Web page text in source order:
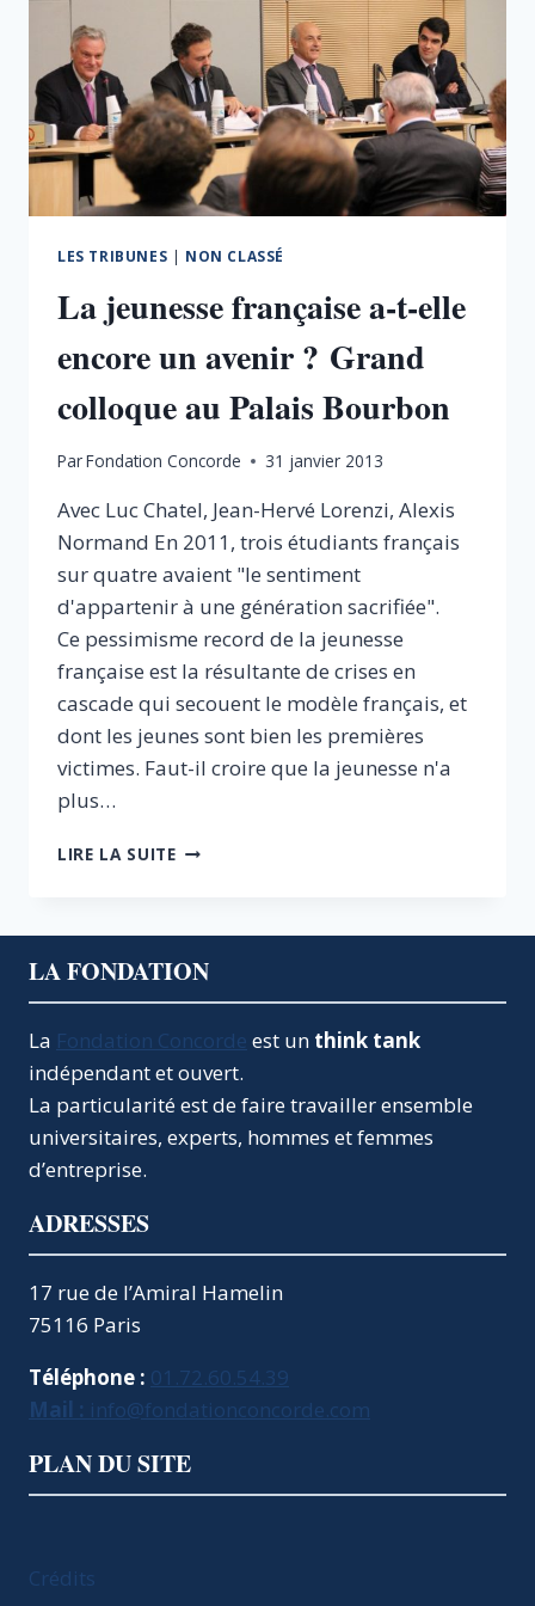
LES TRIBUNES | NON CLASSÉ
La jeunesse française a-t-elle
encore un avenir ? Grand
colloque au Palais Bourbon
ParFondation Concorde 31 janvier 2013
Avec Luc Chatel, Jean-Hervé Lorenzi, Alexis
Normand En 2011, trois étudiants français
sur quatre avaient "le sentiment
d'appartenir à une génération sacrifiée".
Ce pessimisme record de la jeunesse
française est la résultante de crises en
cascade qui secouent le modèle français, et
dont les jeunes sont bien les premières
victimes. Faut-il croire que la jeunesse n'a
plus…
LIRE LA SUITELA
ELLE
ENCORE
AVENIR
? GRAND
COLLOQUE
PALAIS
LA FONDATION
La Fondation Concorde est un think tank
indépendant et ouvert.
La particularité est de faire travailler ensemble
universitaires, experts, hommes et femmes
d’entreprise.
ADRESSES
17 rue de l’Amiral Hamelin
75116 Paris
Téléphone : 01.72.60.54.39
Mail : info@fondationconcorde.com
PLAN DU SITE
Crédits